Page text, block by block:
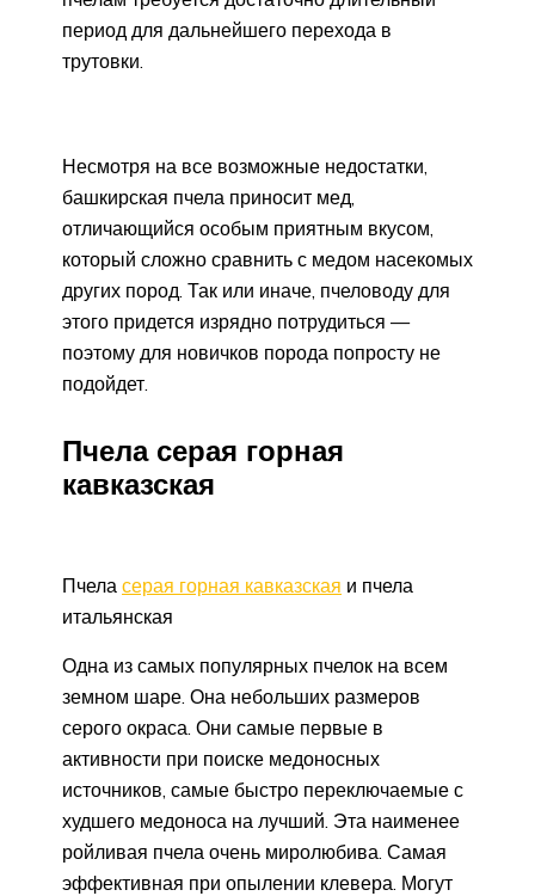
период для дальнейшего перехода в
трутовки.
Несмотря на все возможные недостатки,
башкирская пчела приносит мед,
отличающийся особым приятным вкусом,
который сложно сравнить с медом насекомых
других пород. Так или иначе, пчеловоду для
этого придется изрядно потрудиться —
поэтому для новичков порода попросту не
подойдет.
Пчела серая горная
кавказская
Пчела серая горная кавказская и пчела
итальянская
Одна из самых популярных пчелок на всем
земном шаре. Она небольших размеров
серого окраса. Они самые первые в
активности при поиске медоносных
источников, самые быстро переключаемые с
худшего медоноса на лучший. Эта наименее
ройливая пчела очень миролюбива. Самая
эффективная при опылении клевера. Могут